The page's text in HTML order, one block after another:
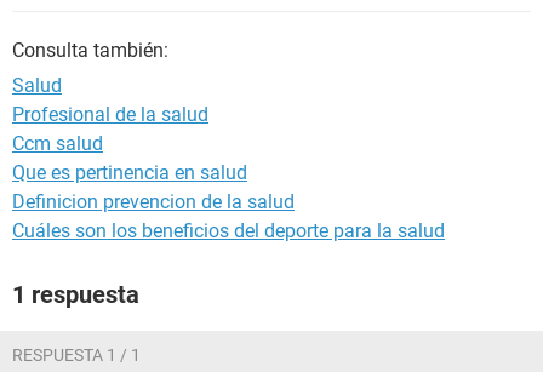
Consulta también:
Salud
Profesional de la salud
Ccm salud
Que es pertinencia en salud
Definicion prevencion de la salud
Cuáles son los beneficios del deporte para la salud
1 respuesta
RESPUESTA 1 / 1